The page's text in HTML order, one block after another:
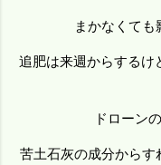
まかなくても
追肥は来週からするけ
ドローン
苦土石灰の成分からす